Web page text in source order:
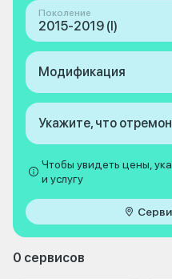
Поколение
2015-2019 (I)
Модификация
Укажите, что
Чтобы увидеть цены,
и услугу
0 сервисов